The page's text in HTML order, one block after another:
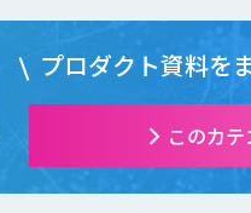
プロダクト資料を
このカ